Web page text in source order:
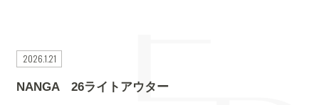
2026.1.21
NANGA 26ライトアウター